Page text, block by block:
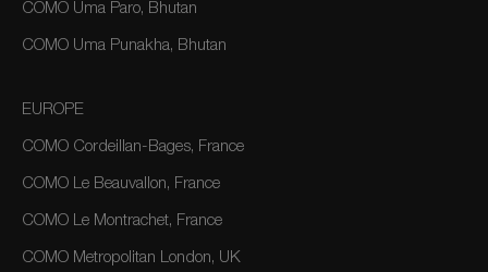
COMO Uma Paro, Bhutan
COMO Uma Punakha, Bhutan
EUROPE
COMO Cordeillan-Bages, France
COMO Le Beauvallon, France
COMO Le Montrachet, France
COMO Metropolitan London, UK